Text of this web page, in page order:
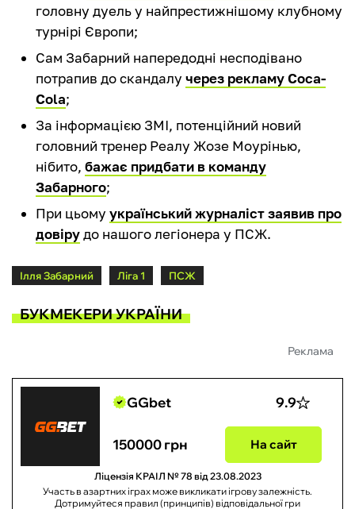
головну дуель у найпрестижнішому клубному
турнірі Європи;
Сам Забарний напередодні несподівано
потрапив до скандалу через рекламу Coca-
Cola;
За інформацією ЗМІ, потенційний новий
головний тренер Реалу Жозе Моурінью,
нібито, бажає придбати в команду
Забарного;
При цьому український журналіст заявив про
довірудо нашого легіонера у ПСЖ.
Ілля Забарний Ліга 1 ПСЖ
БУКМЕКЕРИ УКРАЇНИ
Реклама
GGbet 9.9
150000 грн На сайт
Ліцензія КРАІЛ № 78 від 23.08.2023
Участь в азартних іграх може викликати ігрову залежність.
Дотримуйтеся правил (принципів) відповідальної гри